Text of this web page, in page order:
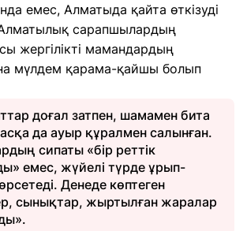
емес, Алматыда қайта өткізуді
Алматылық сарапшылардың
жергілікті мамандардың
мүлдем қарама-қайшы болып
доғал затпен, шамамен бита
да ауыр құралмен салынған.
сипаты «бір реттік
емес, жүйелі түрде ұрып-
Денеде көптеген
сынықтар, жыртылған жаралар